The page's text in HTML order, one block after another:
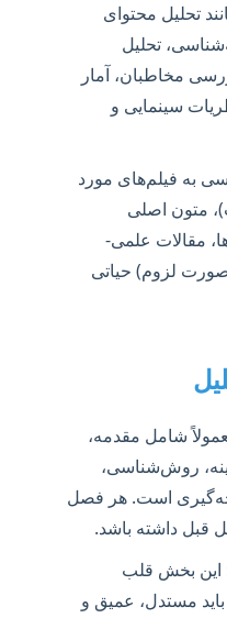
تحلیل محتوای
تحلیل
مخاطبان، آمار
سینمایی و
به فیلم‌های مورد
متون اصلی
مقالات علمی-
لزوم) حیاتی
شامل مقدمه،
روش‌شناسی،
است. هر فصل
قبل داشته باشد.
این بخش قلب
مستدل، عمیق و